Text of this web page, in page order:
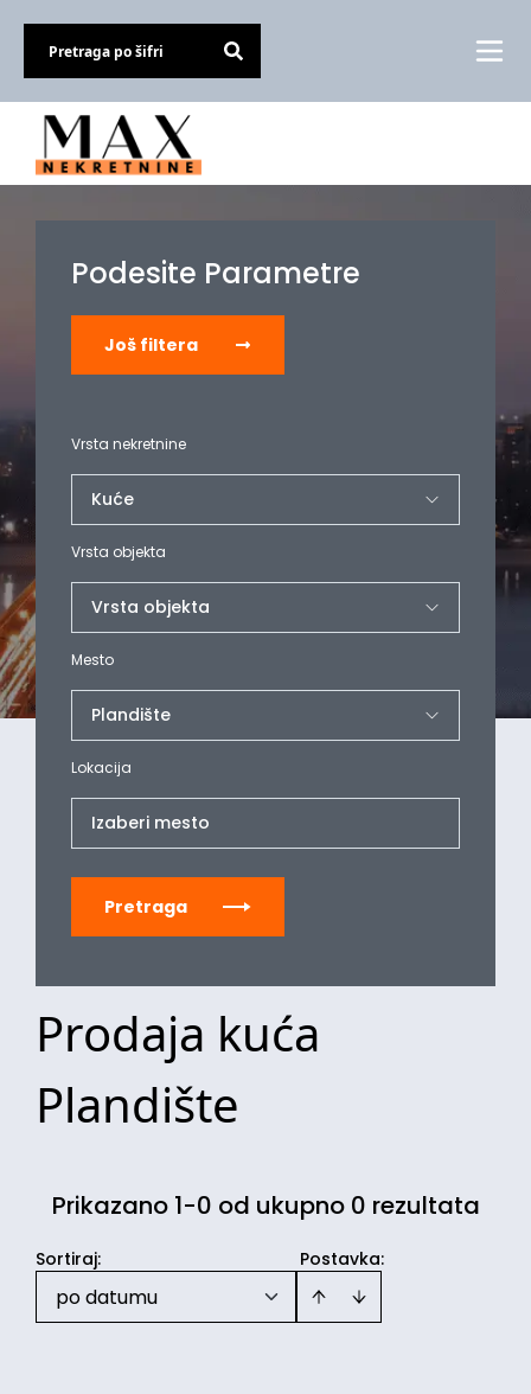
Podesite Parametre
Još filtera
Vrsta nekretnine
Vrsta objekta
Mesto
Lokacija
Izaberi mesto
Pretraga
Prodaja kuća
Plandište
Prikazano 1-0 od ukupno 0 rezultata
Postavka:
Sortiraj:
po datumu